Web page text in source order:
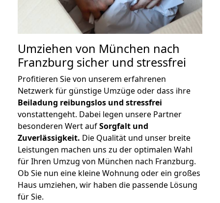
Umziehen von München nach
Franzburg sicher und stressfrei
Profitieren Sie von unserem erfahrenen
Netzwerk für günstige Umzüge oder dass ihre
Beiladung reibungslos und stressfrei
vonstattengeht. Dabei legen unsere Partner
besonderen Wert aufSorgfalt und
Zuverlässigkeit. Die Qualität und unser breite
Leistungen machen uns zu der optimalen Wahl
für Ihren Umzug von München nach Franzburg.
Ob Sie nun eine kleine Wohnung oder ein großes
Haus umziehen, wir haben die passende Lösung
für Sie.